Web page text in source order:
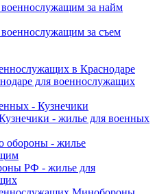
за найм
за съем
в Краснодаре
для военнослужащих
- Кузнечики
- жилье для военных
обороны - жилье
РФ - жилье для